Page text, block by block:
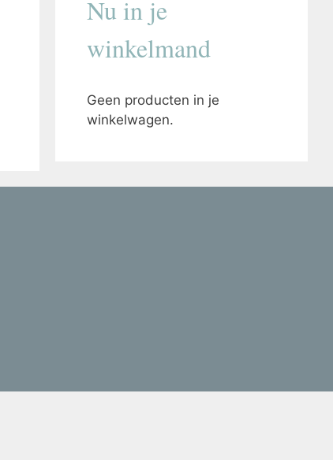
Nu in je
winkelmand
Geen producten in je
winkelwagen.